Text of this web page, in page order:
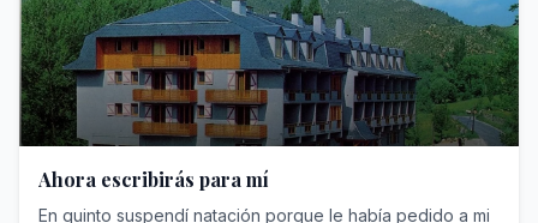
Ahora escribirás para mí
En quinto suspendí natación porque le había pedido a mi